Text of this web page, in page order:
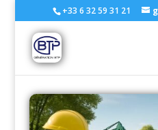
+33 6 32 59 31 21